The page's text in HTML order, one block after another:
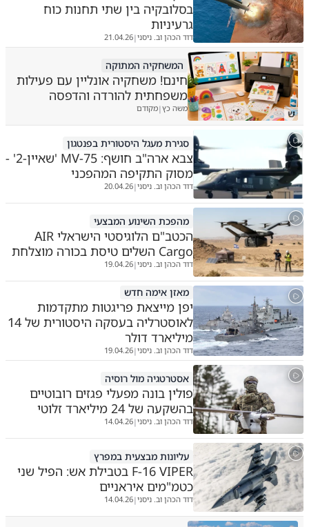
בסלובקיה בין שתי תחנות כוח
גרעיניות
דוד הכהן וב. ניסני|
21.04.26
ש
המשחקיה המתוקה
חינם! משחקיה אונליין עם פעילות
משפחתית להורדה והדפסה
משה כץ|מקודם
סגירת מעגל היסטורית בפנטגון
צבא ארה"ב חושף: MV-75 'שאיין-2' -
מסוק התקיפה המהפכני
דוד הכהן וב. ניסני|
20.04.26
מהפכת השינוע המבצעי
הכטב"ם הלוגיסטי הישראלי AIR
Cargo השלים טיסת בכורה מוצלחת
דוד הכהן וב. ניסני|
19.04.26
מאזן אימה חדש
יפן מייצאת פריגטות מתקדמות
לאוסטרליה בעסקה היסטורית של 14
מיליארד דולר
דוד הכהן וב. ניסני|
19.04.26
אסטרטגיה מול רוסיה
פולין בונה מפעלי פגזים רובוטיים
בהשקעה של 24 מיליארד זלוטי
דוד הכהן וב. ניסני|
14.04.26
עליונות מבצעית במפרץ
F-16 VIPER בטבילת אש: הפיל שני
כטמ"מים איראניים
דוד הכהן וב. ניסני|
14.04.26